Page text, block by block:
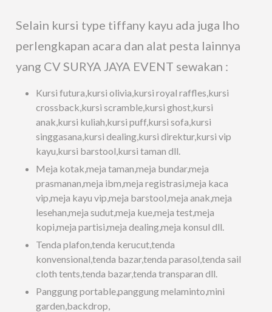
Selain kursi type tiffany kayu ada juga lho
perlengkapan acara dan alat pesta lainnya
yang CV SURYA JAYA EVENT sewakan :
Kursi futura,kursi olivia,kursi royal raffles,kursi
crossback,kursi scramble,kursi ghost,kursi
anak,kursi kuliah,kursi puff,kursi sofa,kursi
singgasana,kursi dealing,kursi direktur,kursi vip
kayu,kursi barstool,kursi taman dll.
Meja kotak,meja taman,meja bundar,meja
prasmanan,meja ibm,meja registrasi,meja kaca
vip,meja kayu vip,meja barstool,meja anak,meja
lesehan,meja sudut,meja kue,meja test,meja
kopi,meja partisi,meja dealing,meja konsul dll.
Tenda plafon,tenda kerucut,tenda
konvensional,tenda bazar,tenda parasol,tenda sail
cloth tents,tenda bazar,tenda transparan dll.
Panggung portable,panggung melaminto,mini
garden,backdrop,